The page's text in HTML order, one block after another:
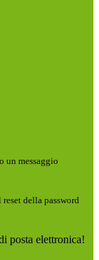
un messaggio
della password
posta elettronica!